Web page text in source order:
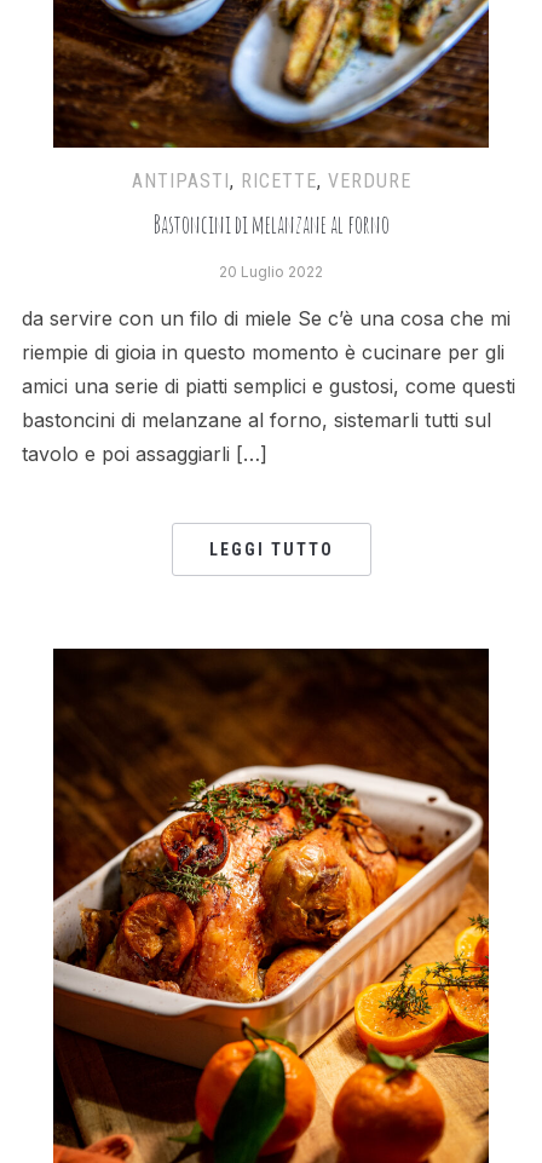
ANTIPASTI, RICETTE, VERDURE
Bastoncini di melanzane al forno
20 Luglio 2022
da servire con un filo di miele Se c’è una cosa che mi
riempie di gioia in questo momento è cucinare per gli
amici una serie di piatti semplici e gustosi, come questi
bastoncini di melanzane al forno, sistemarli tutti sul
tavolo e poi assaggiarli […]
LEGGI TUTTO